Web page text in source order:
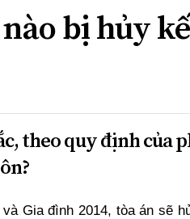
nhìn luật gia
Tài
hàng
bị hủy
theo quy định của
Gia đình 2014, tòa án sẽ